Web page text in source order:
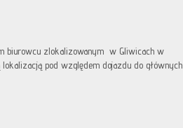
biurowcu zlokalizowanym w Gliwicach w
pod względem dojazdu do głównych